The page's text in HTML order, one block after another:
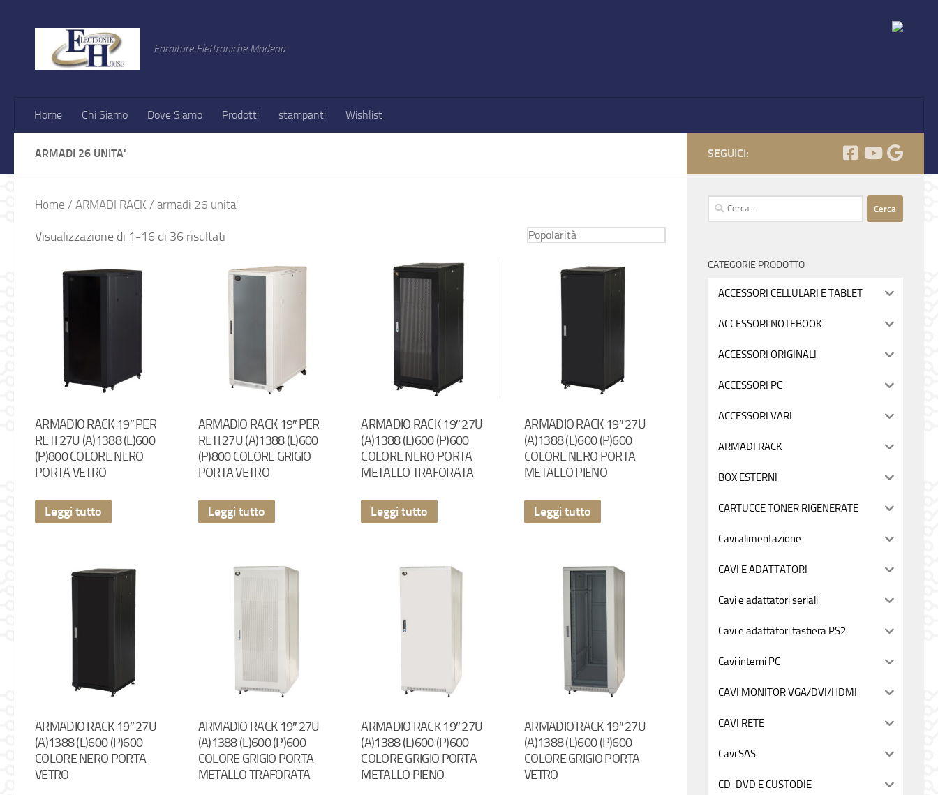
Forniture Elettroniche Modena
Home Chi Siamo Dove Siamo Prodotti stampanti Wishlist
ARMADI 26 UNITA'
Home / ARMADI RACK / armadi 26 unita'
Visualizzazione di 1-16 di 36 risultati
ARMADIO RACK 19″ PER
RETI 27U (A)1388 (L)600
(P)800 COLORE NERO
PORTA VETRO
Leggi tutto
ARMADIO RACK 19″ PER
RETI 27U (A)1388 (L)600
(P)800 COLORE GRIGIO
PORTA VETRO
Leggi tutto
ARMADIO RACK 19″ 27U
(A)1388 (L)600 (P)600
COLORE NERO PORTA
METALLO TRAFORATA
Leggi tutto
ARMADIO RACK 19″ 27U
(A)1388 (L)600 (P)600
COLORE NERO PORTA
METALLO PIENO
Leggi tutto
ARMADIO RACK 19″ 27U
(A)1388 (L)600 (P)600
COLORE NERO PORTA
VETRO
ARMADIO RACK 19″ 27U
(A)1388 (L)600 (P)600
COLORE GRIGIO PORTA
METALLO TRAFORATA
ARMADIO RACK 19″ 27U
(A)1388 (L)600 (P)600
COLORE GRIGIO PORTA
METALLO PIENO
ARMADIO RACK 19″ 27U
(A)1388 (L)600 (P)600
COLORE GRIGIO PORTA
VETRO
SEGUICI:
Ricerca
per:
CATEGORIE PRODOTTO
ACCESSORI CELLULARI E TABLET
ACCESSORI NOTEBOOK
ACCESSORI ORIGINALI
ACCESSORI PC
ACCESSORI VARI
ARMADI RACK
BOX ESTERNI
CARTUCCE TONER RIGENERATE
Cavi alimentazione
CAVI E ADATTATORI
Cavi e adattatori seriali
Cavi e adattatori tastiera PS2
Cavi interni PC
CAVI MONITOR VGA/DVI/HDMI
CAVI RETE
Cavi SAS
CD-DVD E CUSTODIE